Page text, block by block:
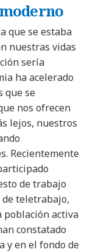
que se estaba
nuestras vidas
sería
ha acelerado
que se
nos ofrecen
lejos, nuestros
Recientemente
de trabajo
teletrabajo,
población activa
constatado
y en el fondo de